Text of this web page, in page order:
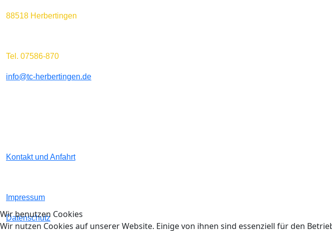
88518 Herbertingen
Tel. 07586-870
info@tc-herbertingen.de
Kontakt und Anfahrt
Impressum
Datenschutz
Wir benutzen Cookies
Wir nutzen Cookies auf unserer Website. Einige von ihnen sind essenziell für den